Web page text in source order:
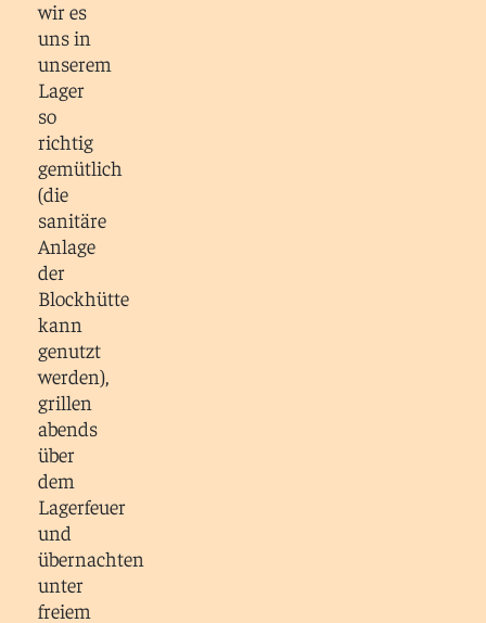
wir es
uns in
unserem
Lager
so
richtig
gemütlich
(die
sanitäre
Anlage
der
Blockhütte
kann
genutzt
werden),
grillen
abends
über
dem
Lagerfeuer
und
übernachten
unter
freiem